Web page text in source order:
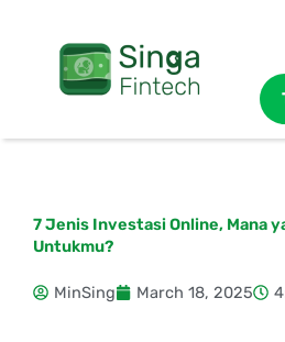
7 Jenis Investasi Online, Mana
Untukmu?
MinSing March 18, 2025